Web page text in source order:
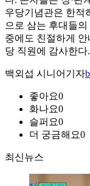
우당기념관은 한적
으로 삼는 후대들
중에도 친절하게
당 직원에 감사한다.
백외섭 시니어기자
좋아요0
화나요0
슬퍼요0
더 궁금해요0
최신뉴스